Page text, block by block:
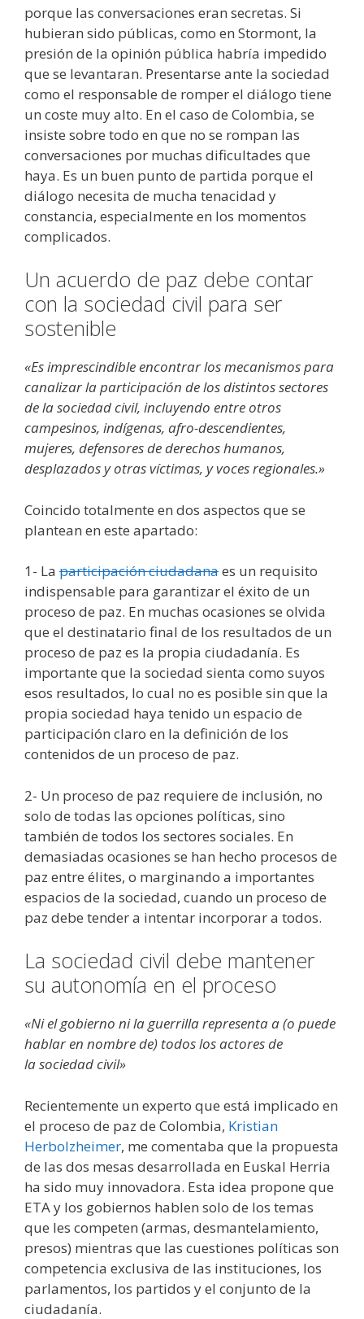
porque las conversaciones eran secretas. Si
hubieran sido públicas, como en Stormont, la
presión de la opinión pública habría impedido
que se levantaran. Presentarse ante la sociedad
como el responsable de romper el diálogo tiene
un coste muy alto. En el caso de Colombia, se
insiste sobre todo en que no se rompan las
conversaciones por muchas dificultades que
haya. Es un buen punto de partida porque el
diálogo necesita de mucha tenacidad y
constancia, especialmente en los momentos
complicados.
Un acuerdo de paz debe contar
con la sociedad civil para ser
sostenible
«Es imprescindible encontrar los mecanismos para
canalizar la participación de los distintos sectores
de la sociedad civil, incluyendo entre otros
campesinos, indígenas, afro-descendientes,
mujeres, defensores de derechos humanos,
desplazados y otras víctimas, y voces regionales.»
Coincido totalmente en dos aspectos que se
plantean en este apartado:
1- La participación ciudadanaes un requisito
indispensable para garantizar el éxito de un
proceso de paz. En muchas ocasiones se olvida
que el destinatario final de los resultados de un
proceso de paz es la propia ciudadanía. Es
importante que la sociedad sienta como suyos
esos resultados, lo cual no es posible sin que la
propia sociedad haya tenido un espacio de
participación claro en la definición de los
contenidos de un proceso de paz.
2- Un proceso de paz requiere de inclusión, no
solo de todas las opciones políticas, sino
también de todos los sectores sociales. En
demasiadas ocasiones se han hecho procesos de
paz entre élites, o marginando a importantes
espacios de la sociedad, cuando un proceso de
paz debe tender a intentar incorporar a todos.
La sociedad civil debe mantener
su autonomía en el proceso
«Ni el gobierno ni la guerrilla representa a (o puede
hablar en nombre de) todos los actores de
la sociedad civil»
Recientemente un experto que está implicado en
el proceso de paz de Colombia, Kristian
Herbolzheimer, me comentaba que la propuesta
de las dos mesas desarrollada en Euskal Herria
ha sido muy innovadora. Esta idea propone que
ETA y los gobiernos hablen solo de los temas
que les competen (armas, desmantelamiento,
presos) mientras que las cuestiones políticas son
competencia exclusiva de las instituciones, los
parlamentos, los partidos y el conjunto de la
ciudadanía.